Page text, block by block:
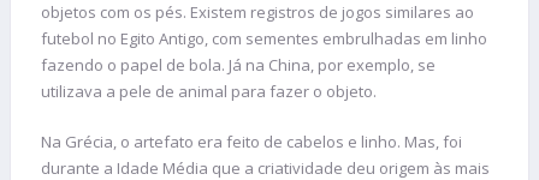
objetos com os pés. Existem registros de jogos similares ao
futebol no Egito Antigo, com sementes embrulhadas em linho
fazendo o papel de bola. Já na China, por exemplo, se
utilizava a pele de animal para fazer o objeto.
Na Grécia, o artefato era feito de cabelos e linho. Mas, foi
durante a Idade Média que a criatividade deu origem às mais